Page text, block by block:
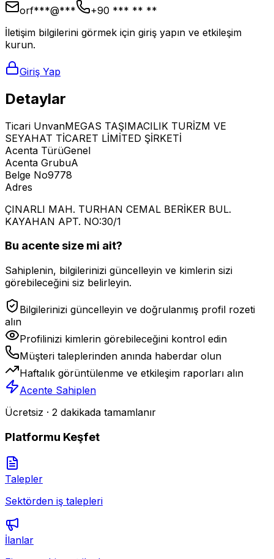
orf***@***
+90 *** ** **
İletişim bilgilerini görmek için giriş yapın ve etkileşim
kurun.
Giriş Yap
Detaylar
Ticari UnvanMEGAS TAŞIMACILIK TURİZM VE
SEYAHAT TİCARET LİMİTED ŞİRKETİ
Acenta TürüGenel
Acenta GrubuA
Belge No9778
Adres
ÇINARLI MAH. TURHAN CEMAL BERİKER BUL.
KAYAHAN APT. NO:30/1
Bu acente size mi ait?
Sahiplenin, bilgilerinizi güncelleyin ve kimlerin sizi
görebileceğini siz belirleyin.
Bilgilerinizi güncelleyin ve doğrulanmış profil rozeti
alın
Profilinizi kimlerin görebileceğini kontrol edin
Müşteri taleplerinden anında haberdar olun
Haftalık görüntülenme ve etkileşim raporları alın
Acente Sahiplen
Ücretsiz · 2 dakikada tamamlanır
Platformu Keşfet
Talepler
Sektörden iş talepleri
İlanlar